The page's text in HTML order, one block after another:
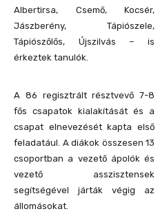
Albertirsa, Csemő, Kocsér,
Jászberény, Tápiószele,
Tápiószőlős, Újszilvás – is
érkeztek tanulók.
A 86 regisztrált résztvevő 7-8
fős csapatok kialakítását és a
csapat elnevezését kapta első
feladatául. A diákok összesen 13
csoportban a vezető ápolók és
vezető asszisztensek
segítségével járták végig az
állomásokat.